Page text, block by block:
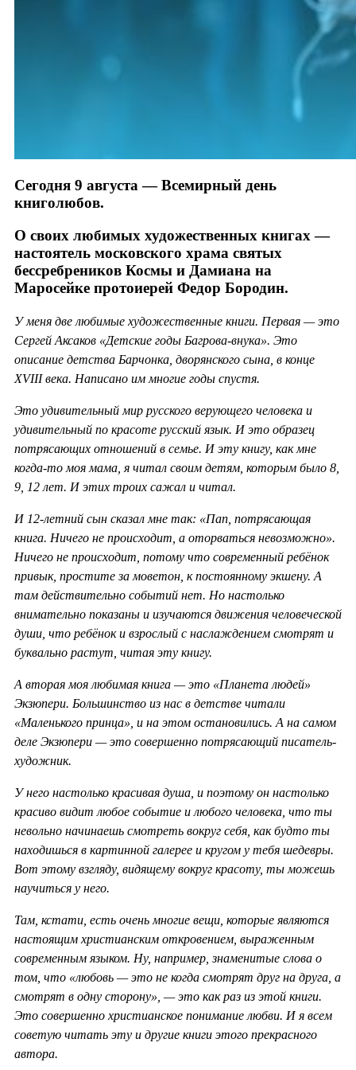
Сегодня 9 августа — Всемирный день
книголюбов.
О своих любимых художественных книгах —
настоятель московского храма святых
бессребреников Космы и Дамиана на
Маросейке протоиерей Федор Бородин.
У меня две любимые художественные книги. Первая — это
Сергей Аксаков «Детские годы Багрова-внука». Это
описание детства Барчонка, дворянского сына, в конце
XVIII века. Написано им многие годы спустя.
Это удивительный мир русского верующего человека и
удивительный по красоте русский язык. И это образец
потрясающих отношений в семье. И эту книгу, как мне
когда-то моя мама, я читал своим детям, которым было 8,
9, 12 лет. И этих троих сажал и читал.
И 12-летний сын сказал мне так: «Пап, потрясающая
книга. Ничего не происходит, а оторваться невозможно».
Ничего не происходит, потому что современный ребёнок
привык, простите за моветон, к постоянному экшену. А
там действительно событий нет. Но настолько
внимательно показаны и изучаются движения человеческой
души, что ребёнок и взрослый с наслаждением смотрят и
буквально растут, читая эту книгу.
А вторая моя любимая книга — это «Планета людей»
Экзюпери. Большинство из нас в детстве читали
«Маленького принца», и на этом остановились. А на самом
деле Экзюпери — это совершенно потрясающий писатель-
художник.
У него настолько красивая душа, и поэтому он настолько
красиво видит любое событие и любого человека, что ты
невольно начинаешь смотреть вокруг себя, как будто ты
находишься в картинной галерее и кругом у тебя шедевры.
Вот этому взгляду, видящему вокруг красоту, ты можешь
научиться у него.
Там, кстати, есть очень многие вещи, которые являются
настоящим христианским откровением, выраженным
современным языком. Ну, например, знаменитые слова о
том, что «любовь — это не когда смотрят друг на друга, а
смотрят в одну сторону», — это как раз из этой книги.
Это совершенно христианское понимание любви. И я всем
советую читать эту и другие книги этого прекрасного
автора.